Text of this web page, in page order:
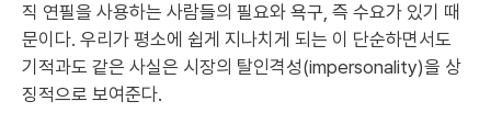
직 연필을 사용하는 사람들의 필요와 욕구, 즉 수요가 있기 때
문이다. 우리가 평소에 쉽게 지나치게 되는 이 단순하면서도
기적과도 같은 사실은 시장의 탈인격성(impersonality)을 상
징적으로 보여준다.